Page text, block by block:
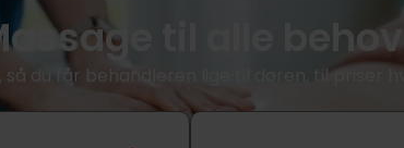
til alle behov
så du får behandleren lige til døren, til priser